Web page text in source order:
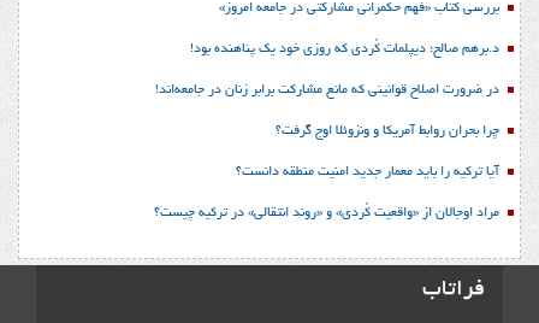
بررسی کتاب «فهم حکمرانی مشارکتی در جامعه امروز»
د.برهم صالح؛ دیپلمات کُردی که روزی خود یک پناهنده بود!
در ضرورت اصلاح قوانینی که مانع مشارکت برابر زنان در جامعه‌اند!
چرا بحران روابط آمریکا و ونزوئلا اوج گرفت؟
آیا ترکیه را باید معمار جدید امنیت منطقه دانست؟
مراد اوجالان از «واقعیت کُردی» و «روند انتقالی» در ترکیه چیست؟
فراتاب